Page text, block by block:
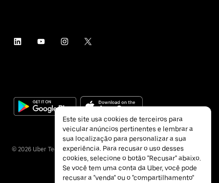
© 2026 Uber Technologies Inc.
Este site usa cookies de terceiros para
veicular anúncios pertinentes e lembrar a
sua localização para personalizar a sua
experiência. Para recusar o uso desses
cookies, selecione o botão "Recusar" abaixo.
Se você tem uma conta da Uber, você pode
recusar a "venda" ou o "compartilhamento"